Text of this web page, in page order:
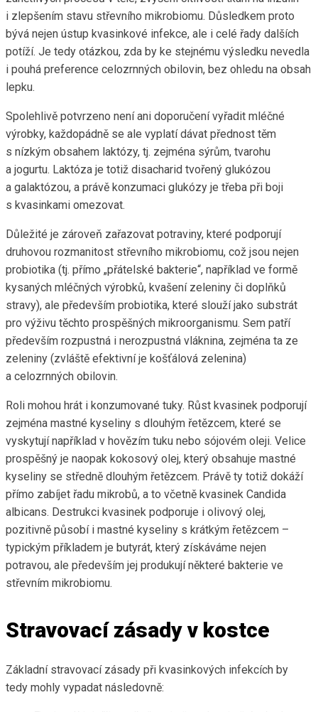
i zlepšením stavu střevního mikrobiomu. Důsledkem proto
bývá nejen ústup kvasinkové infekce, ale i celé řady dalších
potíží. Je tedy otázkou, zda by ke stejnému výsledku nevedla
i pouhá preference celozrnných obilovin, bez ohledu na obsah
lepku.
Spolehlivě potvrzeno není ani doporučení vyřadit mléčné
výrobky, každopádně se ale vyplatí dávat přednost těm
s nízkým obsahem laktózy, tj. zejména sýrům, tvarohu
a jogurtu. Laktóza je totiž disacharid tvořený glukózou
a galaktózou, a právě konzumaci glukózy je třeba při boji
s kvasinkami omezovat.
Důležité je zároveň zařazovat potraviny, které podporují
druhovou rozmanitost střevního mikrobiomu, což jsou nejen
probiotika (tj. přímo „přátelské bakterie“, například ve formě
kysaných mléčných výrobků, kvašení zeleniny či doplňků
stravy), ale především probiotika, které slouží jako substrát
pro výživu těchto prospěšných mikroorganismu. Sem patří
především rozpustná i nerozpustná vláknina, zejména ta ze
zeleniny (zvláště efektivní je košťálová zelenina)
a celozrnných obilovin.
Roli mohou hrát i konzumované tuky. Růst kvasinek podporují
zejména mastné kyseliny s dlouhým řetězcem, které se
vyskytují například v hovězím tuku nebo sójovém oleji. Velice
prospěšný je naopak kokosový olej, který obsahuje mastné
kyseliny se středně dlouhým řetězcem. Právě ty totiž dokáží
přímo zabíjet řadu mikrobů, a to včetně kvasinek Candida
albicans. Destrukci kvasinek podporuje i olivový olej,
pozitivně působí i mastné kyseliny s krátkým řetězcem –
typickým příkladem je butyrát, který získáváme nejen
potravou, ale především jej produkují některé bakterie ve
střevním mikrobiomu.
Stravovací zásady v kostce
Základní stravovací zásady při kvasinkových infekcích by
tedy mohly vypadat následovně: